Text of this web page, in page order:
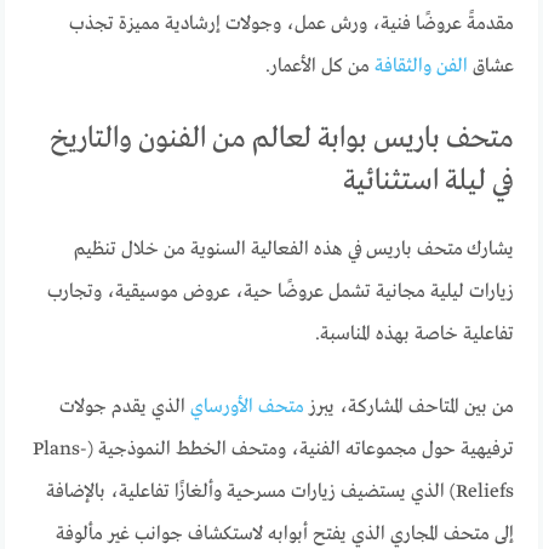
مقدمةً عروضًا فنية، ورش عمل، وجولات إرشادية مميزة تجذب
عشاق الفن والثقافة من كل الأعمار.
متحف باريس بوابة لعالم من الفنون والتاريخ
في ليلة استثنائية
يشارك متحف باريس في هذه الفعالية السنوية من خلال تنظيم
زيارات ليلية مجانية تشمل عروضًا حية، عروض موسيقية، وتجارب
تفاعلية خاصة بهذه المناسبة.
من بين المتاحف المشاركة، يبرز متحف الأورساي الذي يقدم جولات
ترفيهية حول مجموعاته الفنية، ومتحف الخطط النموذجية (Plans-
Reliefs) الذي يستضيف زيارات مسرحية وألغازًا تفاعلية، بالإضافة
إلى متحف المجاري الذي يفتح أبوابه لاستكشاف جوانب غير مألوفة